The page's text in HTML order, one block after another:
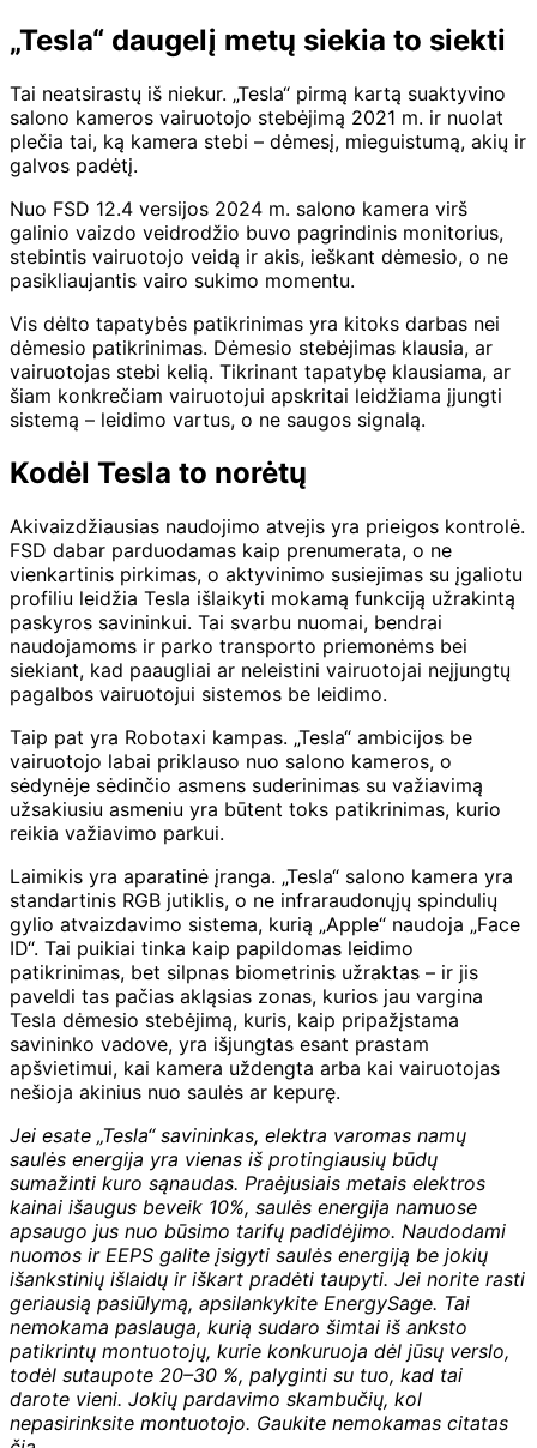
„Tesla“ daugelį metų siekia to siekti
Tai neatsirastų iš niekur. „Tesla“ pirmą kartą suaktyvino
salono kameros vairuotojo stebėjimą 2021 m. ir nuolat
plečia tai, ką kamera stebi – dėmesį, mieguistumą, akių ir
galvos padėtį.
Nuo FSD 12.4 versijos 2024 m. salono kamera virš
galinio vaizdo veidrodžio buvo pagrindinis monitorius,
stebintis vairuotojo veidą ir akis, ieškant dėmesio, o ne
pasikliaujantis vairo sukimo momentu.
Vis dėlto tapatybės patikrinimas yra kitoks darbas nei
dėmesio patikrinimas. Dėmesio stebėjimas klausia, ar
vairuotojas stebi kelią. Tikrinant tapatybę klausiama, ar
šiam konkrečiam vairuotojui apskritai leidžiama įjungti
sistemą – leidimo vartus, o ne saugos signalą.
Kodėl Tesla to norėtų
Akivaizdžiausias naudojimo atvejis yra prieigos kontrolė.
FSD dabar parduodamas kaip prenumerata, o ne
vienkartinis pirkimas, o aktyvinimo susiejimas su įgaliotu
profiliu leidžia Tesla išlaikyti mokamą funkciją užrakintą
paskyros savininkui. Tai svarbu nuomai, bendrai
naudojamoms ir parko transporto priemonėms bei
siekiant, kad paaugliai ar neleistini vairuotojai neįjungtų
pagalbos vairuotojui sistemos be leidimo.
Taip pat yra Robotaxi kampas. „Tesla“ ambicijos be
vairuotojo labai priklauso nuo salono kameros, o
sėdynėje sėdinčio asmens suderinimas su važiavimą
užsakiusiu asmeniu yra būtent toks patikrinimas, kurio
reikia važiavimo parkui.
Laimikis yra aparatinė įranga. „Tesla“ salono kamera yra
standartinis RGB jutiklis, o ne infraraudonųjų spindulių
gylio atvaizdavimo sistema, kurią „Apple“ naudoja „Face
ID“. Tai puikiai tinka kaip papildomas leidimo
patikrinimas, bet silpnas biometrinis užraktas – ir jis
paveldi tas pačias akląsias zonas, kurios jau vargina
Tesla dėmesio stebėjimą, kuris, kaip pripažįstama
savininko vadove, yra išjungtas esant prastam
apšvietimui, kai kamera uždengta arba kai vairuotojas
nešioja akinius nuo saulės ar kepurę.
Jei esate „Tesla“ savininkas, elektra varomas namų
saulės energija yra vienas iš protingiausių būdų
sumažinti kuro sąnaudas. Praėjusiais metais elektros
kainai išaugus beveik 10%, saulės energija namuose
apsaugo jus nuo būsimo tarifų padidėjimo. Naudodami
nuomos ir EEPS galite įsigyti saulės energiją be jokių
išankstinių išlaidų ir iškart pradėti taupyti. Jei norite rasti
geriausią pasiūlymą, apsilankykite EnergySage. Tai
nemokama paslauga, kurią sudaro šimtai iš anksto
patikrintų montuotojų, kurie konkuruoja dėl jūsų verslo,
todėl sutaupote 20–30 %, palyginti su tuo, kad tai
darote vieni. Jokių pardavimo skambučių, kol
nepasirinksite montuotojo. Gaukite nemokamas citatas